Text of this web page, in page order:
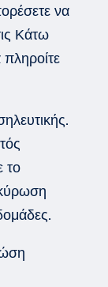
να
Κάτω
το